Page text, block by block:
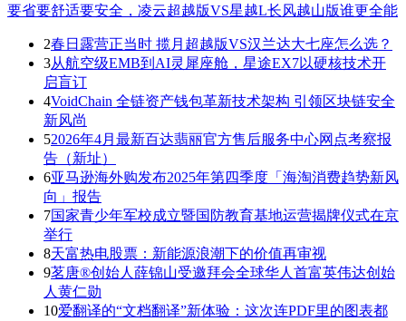
要省要舒适要安全，凌云超越版VS星越L长风越山版谁更全能
2春日露营正当时 揽月超越版VS汉兰达大七座怎么选？
3从航空级EMB到AI灵犀座舱，星途EX7以硬核技术开
启盲订
4VoidChain 全链资产钱包革新技术架构 引领区块链安全
新风尚
52026年4月最新百达翡丽官方售后服务中心网点考察报
告（新址）
6亚马逊海外购发布2025年第四季度「海淘消费趋势新风
向」报告
7国家青少年军校成立暨国防教育基地运营揭牌仪式在京
举行
8天富热电股票：新能源浪潮下的价值再审视
9茗唐®创始人薛锦山受邀拜会全球华人首富英伟达创始
人黄仁勋
10爱翻译的“文档翻译”新体验：这次连PDF里的图表都